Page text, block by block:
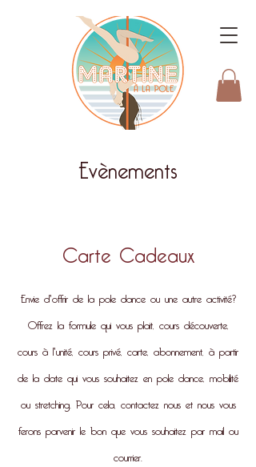
Evènements
Carte Cadeaux
Envie d'offrir de la pole dance ou une autre activité?
Offrez la formule qui vous plait, cours découverte,
cours à l'unité, cours privé, carte, abonnement, à partir
de la date qui vous souhaitez en pole dance, mobilité
ou stretching. Pour cela, contactez nous et nous vous
ferons parvenir le bon que vous souhaitez par mail ou
courrier.